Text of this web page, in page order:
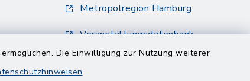
Die Einwilligung zur Nutzung weiterer
.
Metropolregion Hamburg
Veranstaltungsdatenbank
Metropolregion Hamburg